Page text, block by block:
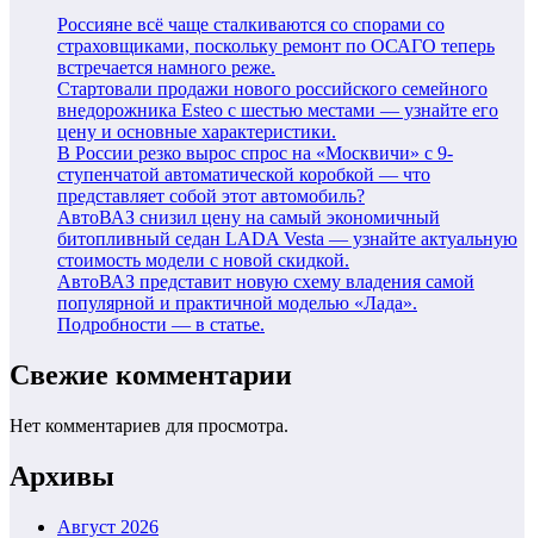
Россияне всё чаще сталкиваются со спорами со
страховщиками, поскольку ремонт по ОСАГО теперь
встречается намного реже.
Стартовали продажи нового российского семейного
внедорожника Esteo с шестью местами — узнайте его
цену и основные характеристики.
В России резко вырос спрос на «Москвичи» с 9-
ступенчатой автоматической коробкой — что
представляет собой этот автомобиль?
АвтоВАЗ снизил цену на самый экономичный
битопливный седан LADA Vesta — узнайте актуальную
стоимость модели с новой скидкой.
АвтоВАЗ представит новую схему владения самой
популярной и практичной моделью «Лада».
Подробности — в статье.
Свежие комментарии
Нет комментариев для просмотра.
Архивы
Август 2026